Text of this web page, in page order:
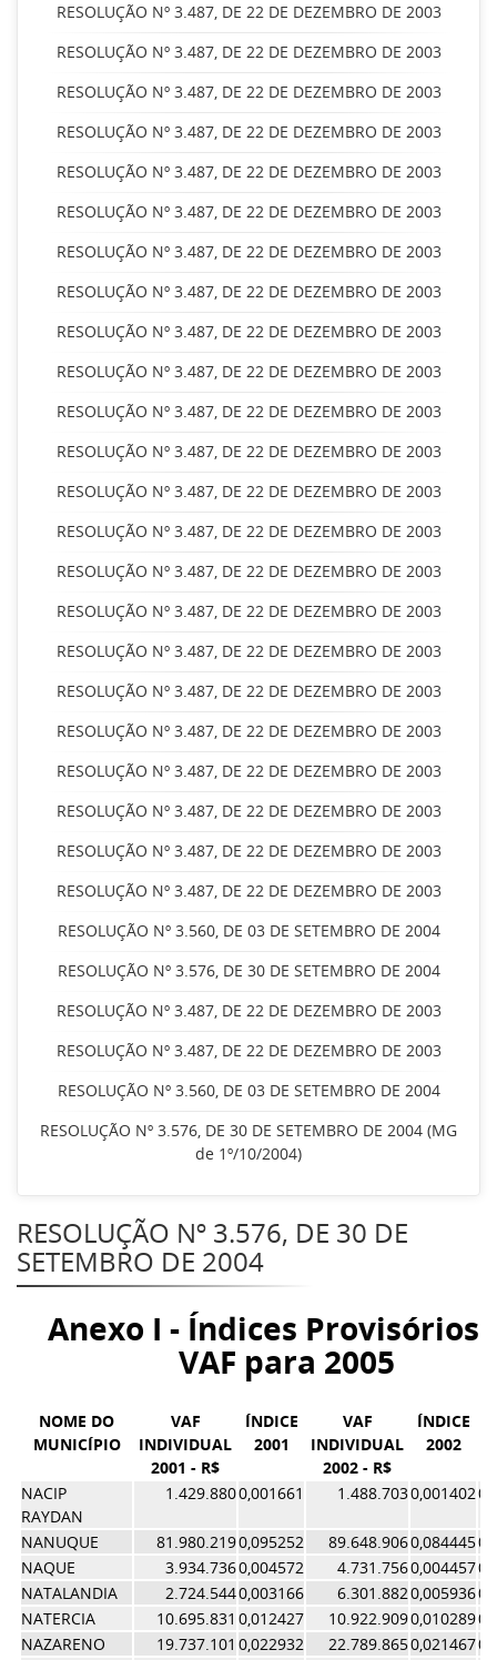
RESOLUÇÃO Nº 3.487, DE 22 DE DEZEMBRO DE 2003
RESOLUÇÃO Nº 3.487, DE 22 DE DEZEMBRO DE 2003
RESOLUÇÃO Nº 3.487, DE 22 DE DEZEMBRO DE 2003
RESOLUÇÃO Nº 3.487, DE 22 DE DEZEMBRO DE 2003
RESOLUÇÃO Nº 3.487, DE 22 DE DEZEMBRO DE 2003
RESOLUÇÃO Nº 3.487, DE 22 DE DEZEMBRO DE 2003
RESOLUÇÃO Nº 3.487, DE 22 DE DEZEMBRO DE 2003
RESOLUÇÃO Nº 3.487, DE 22 DE DEZEMBRO DE 2003
RESOLUÇÃO Nº 3.487, DE 22 DE DEZEMBRO DE 2003
RESOLUÇÃO Nº 3.487, DE 22 DE DEZEMBRO DE 2003
RESOLUÇÃO Nº 3.487, DE 22 DE DEZEMBRO DE 2003
RESOLUÇÃO Nº 3.487, DE 22 DE DEZEMBRO DE 2003
RESOLUÇÃO Nº 3.487, DE 22 DE DEZEMBRO DE 2003
RESOLUÇÃO Nº 3.487, DE 22 DE DEZEMBRO DE 2003
RESOLUÇÃO Nº 3.487, DE 22 DE DEZEMBRO DE 2003
RESOLUÇÃO Nº 3.487, DE 22 DE DEZEMBRO DE 2003
RESOLUÇÃO Nº 3.487, DE 22 DE DEZEMBRO DE 2003
RESOLUÇÃO Nº 3.487, DE 22 DE DEZEMBRO DE 2003
RESOLUÇÃO Nº 3.487, DE 22 DE DEZEMBRO DE 2003
RESOLUÇÃO Nº 3.487, DE 22 DE DEZEMBRO DE 2003
RESOLUÇÃO Nº 3.487, DE 22 DE DEZEMBRO DE 2003
RESOLUÇÃO Nº 3.487, DE 22 DE DEZEMBRO DE 2003
RESOLUÇÃO Nº 3.487, DE 22 DE DEZEMBRO DE 2003
RESOLUÇÃO Nº 3.560, DE 03 DE SETEMBRO DE 2004
RESOLUÇÃO Nº 3.576, DE 30 DE SETEMBRO DE 2004
RESOLUÇÃO Nº 3.487, DE 22 DE DEZEMBRO DE 2003
RESOLUÇÃO Nº 3.487, DE 22 DE DEZEMBRO DE 2003
RESOLUÇÃO Nº 3.560, DE 03 DE SETEMBRO DE 2004
RESOLUÇÃO Nº 3.576, DE 30 DE SETEMBRO DE 2004 (MG
de 1º/10/2004)
RESOLUÇÃO Nº 3.576, DE 30 DE
SETEMBRO DE 2004
Anexo I - Índices Provisórios
VAF para 2005
NOME DO
MUNICÍPIO
VAF
INDIVIDUAL
2001 - R$
ÍNDICE
2001
VAF
INDIVIDUAL
2002 - R$
ÍNDICE
2002
NACIP
RAYDAN
1.429.8800,001661 1.488.7030,001402
NANUQUE 81.980.2190,095252 89.648.9060,084445
NAQUE
3.934.7360,004572 4.731.7560,004457
NATALANDIA
2.724.5440,003166 6.301.8820,005936
NATERCIA
10.695.831 0,012427 10.922.9090,010289
NAZARENO
19.737.101 0,022932 22.789.8650,021467